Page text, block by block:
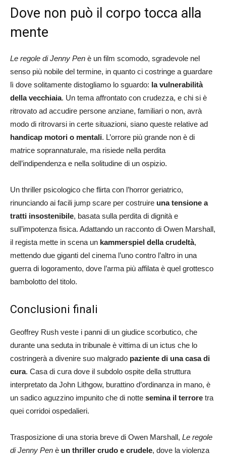
Dove non può il corpo tocca alla
mente
Le regole di Jenny Pen è un film scomodo, sgradevole nel
senso più nobile del termine, in quanto ci costringe a guardare
lì dove solitamente distogliamo lo sguardo: la vulnerabilità
della vecchiaia. Un tema affrontato con crudezza, e chi si è
ritrovato ad accudire persone anziane, familiari o non, avrà
modo di ritrovarsi in certe situazioni, siano queste relative ad
handicap motori o mentali. L’orrore più grande non è di
matrice soprannaturale, ma risiede nella perdita
dell’indipendenza e nella solitudine di un ospizio.
Un thriller psicologico che flirta con l’horror geriatrico,
rinunciando ai facili jump scare per costruire una tensione a
tratti insostenibile, basata sulla perdita di dignità e
sull’impotenza fisica. Adattando un racconto di Owen Marshall,
il regista mette in scena un kammerspiel della crudeltà,
mettendo due giganti del cinema l’uno contro l’altro in una
guerra di logoramento, dove l’arma più affilata è quel grottesco
bambolotto del titolo.
Conclusioni finali
Geoffrey Rush veste i panni di un giudice scorbutico, che
durante una seduta in tribunale è vittima di un ictus che lo
costringerà a divenire suo malgrado paziente di una casa di
cura. Casa di cura dove il subdolo ospite della struttura
interpretato da John Lithgow, burattino d’ordinanza in mano, è
un sadico aguzzino impunito che di notte semina il terrore tra
quei corridoi ospedalieri.
Trasposizione di una storia breve di Owen Marshall, Le regole
di Jenny Pen è un thriller crudo e crudele, dove la violenza